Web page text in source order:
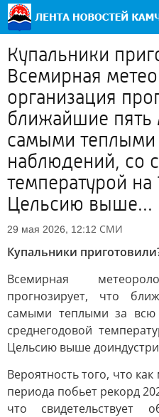
Купальники
Всемирная
организация
ближайшие пять
самыми теплыми
наблюдений, со
температурой на
Цельсию выше...
29 мая 2026, 12:12 СМИ
Купальники
Всемирная
прогнозирует, что
самыми теплыми за
среднегодовой
Цельсию выше
Вероятность того, что
периода побьет рекорд
что свидетельствует